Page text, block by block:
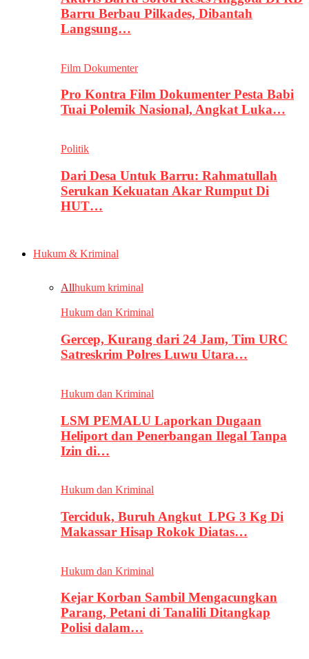
Barru Berbau Pilkades, Dibantah
Langsung…
Film Dokumenter
Pro Kontra Film Dokumenter Pesta Babi
Tuai Polemik Nasional, Angkat Luka…
Politik
Dari Desa Untuk Barru: Rahmatullah
Serukan Kekuatan Akar Rumput Di
HUT…
Hukum & Kriminal
Allhukum kriminal
Hukum dan Kriminal
Gercep, Kurang dari 24 Jam, Tim URC
Satreskrim Polres Luwu Utara…
Hukum dan Kriminal
LSM PEMALU Laporkan Dugaan
Heliport dan Penerbangan Ilegal Tanpa
Izin di…
Hukum dan Kriminal
Terciduk, Buruh Angkut LPG 3 Kg Di
Makassar Hisap Rokok Diatas…
Hukum dan Kriminal
Kejar Korban Sambil Mengacungkan
Parang, Petani di Tanalili Ditangkap
Polisi dalam…